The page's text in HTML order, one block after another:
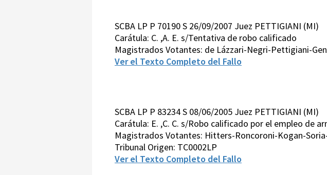
SCBA LP P 70190 S 26/09/2007 Juez PETTIGIANI (MI)
Carátula: C. ,A. E. s/Tentativa de robo calificado
Magistrados Votantes: de Lázzari-Negri-Pettigiani-
Ver el Texto Completo del Fallo
SCBA LP P 83234 S 08/06/2005 Juez PETTIGIANI (MI)
Carátula: E. ,C. C. s/Robo calificado por el empleo de
Magistrados Votantes: Hitters-Roncoroni-Kogan-
Tribunal Origen: TC0002LP
Ver el Texto Completo del Fallo